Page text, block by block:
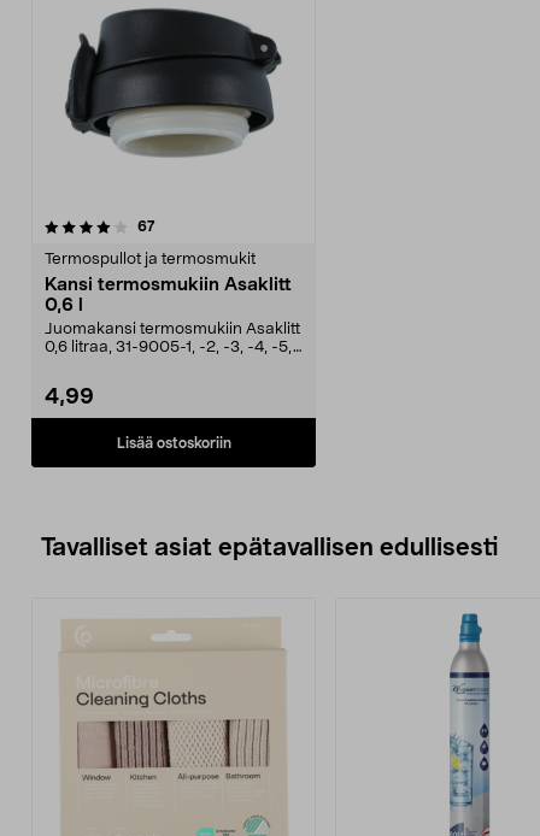
67arvostelut
Termospullot ja termosmukit
Kansi termosmukiin Asaklitt
0,6 l
Juomakansi termosmukiin Asaklitt
0,6 litraa, 31-9005-1, -2, -3, -4, -5,
4,99
Lisää ostoskoriin
Tavalliset asiat epätavallisen edullisesti